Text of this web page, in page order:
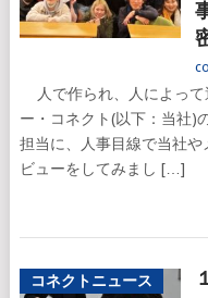
人で作られ、人によって
ー・コネクト(以下：当社)
担当に、人事目線で当社
ビューをしてみまし […]
コネクトニュース